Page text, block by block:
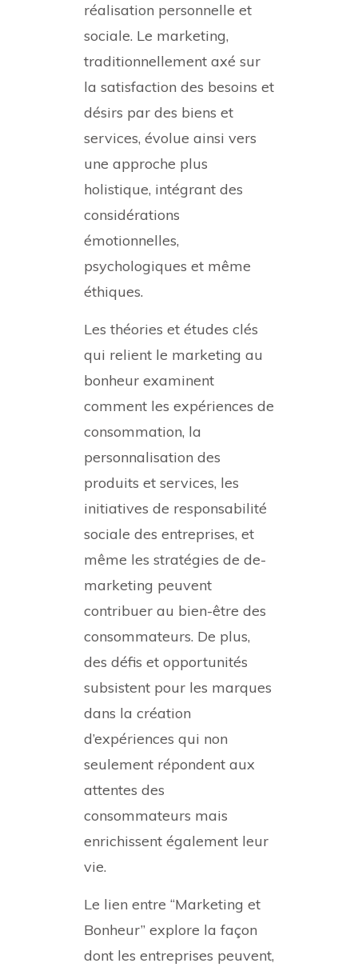
réalisation personnelle et
sociale. Le marketing,
traditionnellement axé sur
la satisfaction des besoins et
désirs par des biens et
services, évolue ainsi vers
une approche plus
holistique, intégrant des
considérations
émotionnelles,
psychologiques et même
éthiques.
Les théories et études clés
qui relient le marketing au
bonheur examinent
comment les expériences de
consommation, la
personnalisation des
produits et services, les
initiatives de responsabilité
sociale des entreprises, et
même les stratégies de de-
marketing peuvent
contribuer au bien-être des
consommateurs. De plus,
des défis et opportunités
subsistent pour les marques
dans la création
d’expériences qui non
seulement répondent aux
attentes des
consommateurs mais
enrichissent également leur
vie.
Le lien entre “Marketing et
Bonheur” explore la façon
dont les entreprises peuvent,